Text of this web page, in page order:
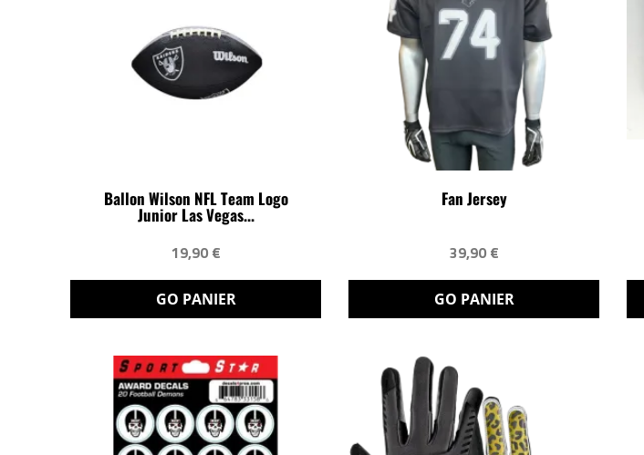
Ballon Wilson NFL Team Logo
Junior Las Vegas...
19,90 €
GO PANIER
Fan Jersey
39,90 €
GO PANIER